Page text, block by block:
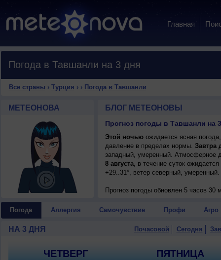
Главная
Погода в Тавшанли на 3 дня
Все страны › Турция › › Погода в Тавшанли
МЕТЕОНОВА БЛОГ МЕТЕОНОВЫ
Прогноз погоды в Тавшанли на
Этой ночьюожидается ясная
давление в пределах нормы. Завтра
западный, умеренный. Атмосферное
8 августа, в течение суток
+29..31°, ветер северный, умеренный.
Прогноз погоды обновлен 5 часов 30
Погода Аллергия Самочувствие Профи Агро
НА 3 ДНЯ Почасовой Сегодня
ЧЕТВЕРГ
ПЯТНИЦА